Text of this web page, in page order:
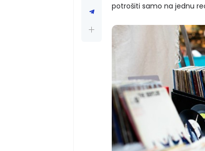
potrošiti samo na jednu